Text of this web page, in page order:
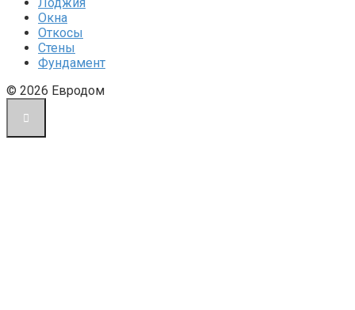
Окна
Откосы
Стены
Фундамент
© 2026 Евродом